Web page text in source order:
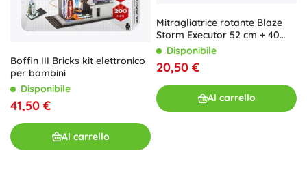
Boffin III Bricks kit elettronico
per bambini
Disponibile
41,50 €
Al carrello
Mitragliatrice rotante Blaze
Storm Executor 52 cm + 40
proiettili NERF
Disponibile
20,50 €
Al carrello